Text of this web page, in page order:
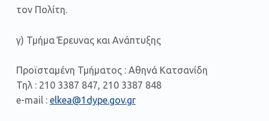
τον Πολίτη.
γ) Τμήμα Έρευνας και Ανάπτυξης
Προϊσταμένη Τμήματος : Αθηνά Κατσανίδη
Τηλ : 210 3387 847, 210 3387 848
e-mail : elkea@1dype.gov.gr